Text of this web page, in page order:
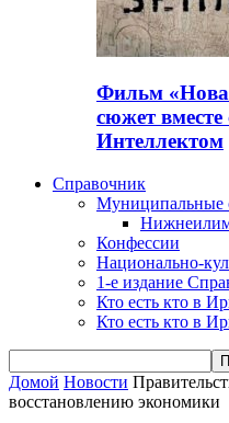
Фильм
сюжет
Интеллектом
Справочник
Муниципальные
Конфессии
Национально-
1-е издание
Кто есть кто в
Кто есть кто в
Домой Новости
восстановлению экономики